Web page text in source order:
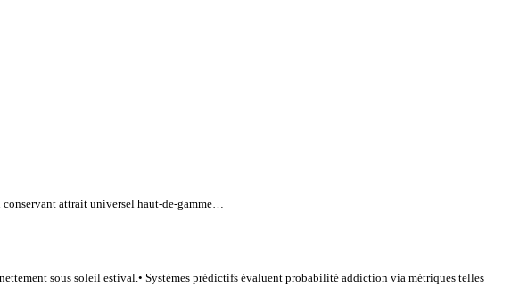
attrait universel haut-de-gamme…​
sous soleil estival.• Systèmes prédictifs évaluent probabilité addiction via métriques telles